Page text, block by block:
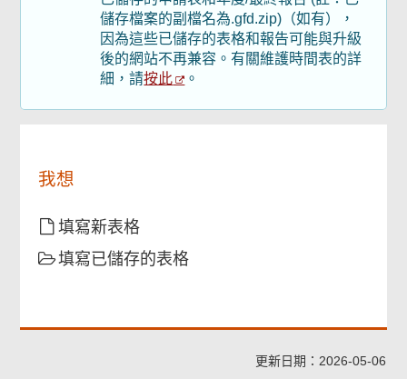
儲存檔案的副檔名為.gfd.zip)（如有），
因為這些已儲存的表格和報告可能與升級
後的網站不再兼容。有關維護時間表的詳
細，請按此 。
我想
填寫新表格
填寫已儲存的表格
更新日期：2026-05-06